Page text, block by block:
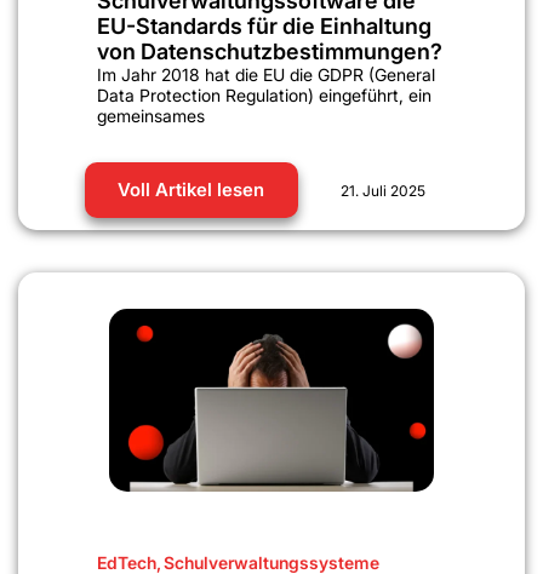
EU-Standards für die Einhaltung
von Datenschutzbestimmungen?
Im Jahr 2018 hat die EU die GDPR (General
Data Protection Regulation) eingeführt, ein
gemeinsames
Voll Artikel lesen 21. Juli 2025
EdTech,Schulverwaltungssysteme